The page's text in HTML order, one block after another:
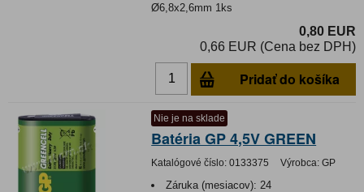
Ø6,8x2,6mm 1ks
0,80 EUR
0,66 EUR (Cena bez DPH)
Pridať do košíka
Nie je na sklade
Batéria GP 4,5V GREEN
Katalógové číslo: 0133375 Výrobca: GP
Záruka (mesiacov): 24